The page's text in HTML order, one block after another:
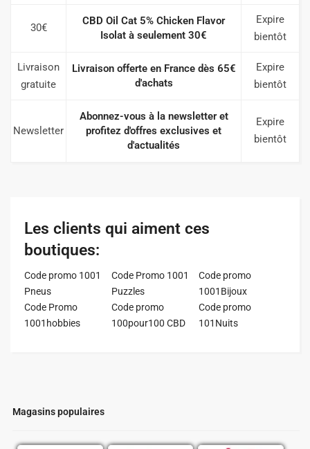
Magasins populaires
30€
CBD Oil Cat 5% Chicken Flavor
Isolat à seulement 30€
Expire
bientôt
Livraison
gratuite
Livraison offerte en France dès 65€
d'achats
Expire
bientôt
Newsletter
Abonnez-vous à la newsletter et
profitez d'offres exclusives et
d'actualités
Expire
bientôt
Les clients qui aiment ces
boutiques:
Code promo 1001
Pneus
Code Promo 1001
Puzzles
Code promo
1001Bijoux
Code Promo
1001hobbies
Code promo
100pour100 CBD
Code promo
101Nuits